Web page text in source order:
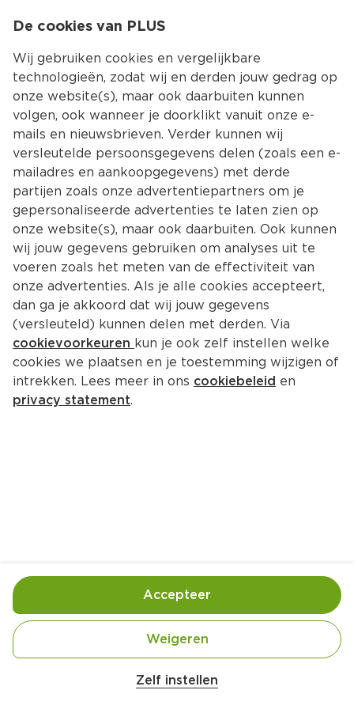
Kies jouw
Terug Producten
Nestlé 6+ Pyjamapapje biscuit
Per Doos 750 ml  (per liter €4.39)
Handige informatie over dit product
De cookies van PLUS
Wij gebruiken cookies en vergelijkbare
technologieën, zodat wij en derden jouw gedrag op
onze website(s), maar ook daarbuiten kunnen
volgen, ook wanneer je doorklikt vanuit onze e-
mails en nieuwsbrieven. Verder kunnen wij
versleutelde persoonsgegevens delen (zoals een e-
mailadres en aankoopgegevens) met derde
partijen zoals onze advertentiepartners om je
gepersonaliseerde advertenties te laten zien op
onze website(s), maar ook daarbuiten. Ook kunnen
wij jouw gegevens gebruiken om analyses uit te
voeren zoals het meten van de effectiviteit van
onze advertenties. Als je alle cookies accepteert,
dan ga je akkoord dat wij jouw gegevens
(versleuteld) kunnen delen met derden. Via
cookievoorkeuren kun je ook zelf instellen welke
cookies we plaatsen en je toestemming wijzigen of
intrekken. Lees meer in ons cookiebeleid en
privacy statement.
Zelf instellen
Weigeren
Accepteer